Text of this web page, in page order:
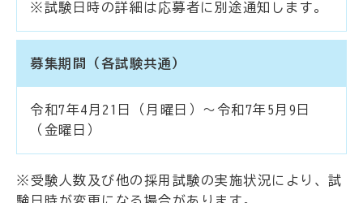
※試験日時の詳細は応募者に別途通知します。
募集期間（各試験共通）
令和7年4月21日（月曜日）～令和7年5月9日
（金曜日）
※受験人数及び他の採用試験の実施状況により、試